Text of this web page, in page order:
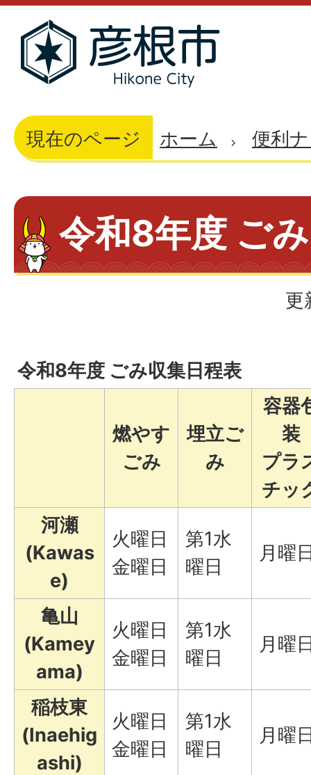
現在のページ ホーム 便利
令和8年度 ご
更
令和8年度 ごみ収集日程表
燃やす
ごみ
埋立ご
み
容器
装
プラ
チッ
河瀬
(Kawas
e)
火曜日
金曜日
第1水
曜日
月曜
亀山
(Kamey
ama)
火曜日
金曜日
第1水
曜日
月曜
稲枝東
(Inaehig
ashi)
火曜日
金曜日
第1水
曜日
月曜